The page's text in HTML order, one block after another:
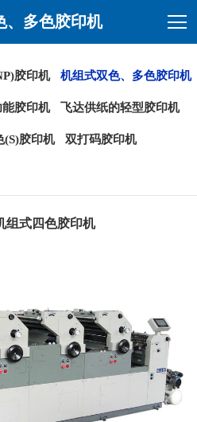
、多色胶印机
胶印机 机组式双色、多色胶印机
胶印机 飞达供纸的轻型胶印机
(S)胶印机 双打码胶印机
组式四色胶印机